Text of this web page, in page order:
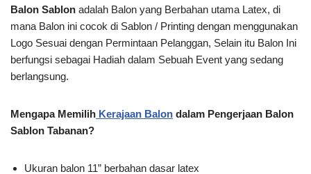
Balon Sablon adalah Balon yang Berbahan utama Latex, di
mana Balon ini cocok di Sablon / Printing dengan menggunakan
Logo Sesuai dengan Permintaan Pelanggan, Selain itu Balon Ini
berfungsi sebagai Hadiah dalam Sebuah Event yang sedang
berlangsung.
Mengapa Memilih Kerajaan Balon dalam Pengerjaan Balon
Sablon Tabanan?
Ukuran balon 11” berbahan dasar latex